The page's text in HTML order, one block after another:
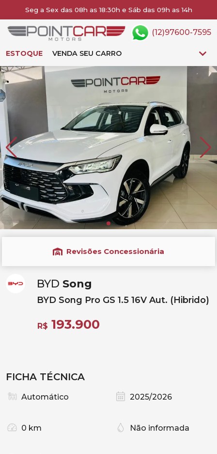
Seg a Sex das 08h as 18:30h e Sáb das 09h as 14h
ESTOQUE VENDA SEU CARRO
(12)97600-7595
Revisões Concessionária
BYD Song
BYD Song Pro GS 1.5 16V Aut. (Hibrido)
R$ 193.900
FICHA TÉCNICA
Automático 2025/2026
0 km Não informada